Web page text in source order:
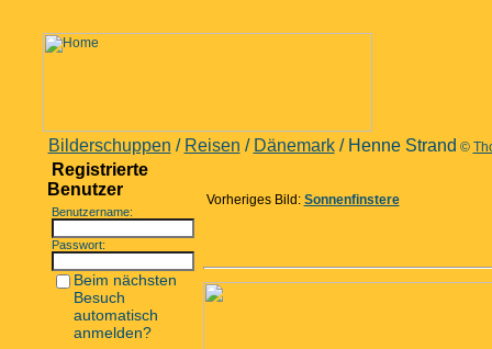
Bilderschuppen / Reisen / Dänemark/ Henne Strand ©
Registrierte
Benutzer
Benutzername:
Passwort:
Beim nächsten
Besuch
automatisch
anmelden?
Vorheriges Bild: Sonnenfinstere